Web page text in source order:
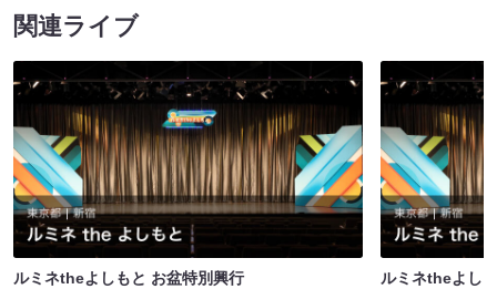
関連ライブ
ルミネtheよしもと お盆特別興行
ルミネtheよし